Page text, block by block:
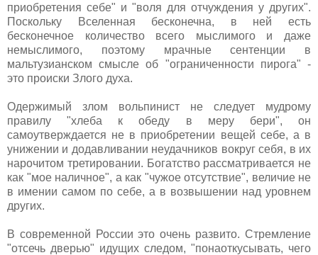
приобретения себе" и "воля для отчуждения у других".
Поскольку Вселенная бесконечна, в ней есть
бесконечное количество всего мыслимого и даже
немыслимого, поэтому мрачные сентенции в
мальтузианском смысле об "ограниченности пирога" -
это происки Злого духа.
Одержимый злом вольпинист не следует мудрому
правилу "хлеба к обеду в меру бери", он
самоутверждается не в приобретении вещей себе, а в
унижении и додавливании неудачников вокруг себя, в их
нарочитом третировании. Богатство рассматривается не
как "мое наличное", а как "чужое отсутствие", величие не
в имении самом по себе, а в возвышении над уровнем
других.
В современной России это очень развито. Стремление
"отсечь дверью" идущих следом, "понаоткусывать, чего